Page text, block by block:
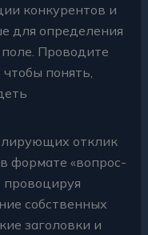
конкурентов и
для определения
Проводите
понять,
отклик
формате «вопрос-
провоцируя
собственных
заголовки и